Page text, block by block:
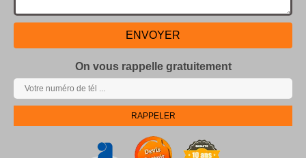
On vous rappelle gratuitement